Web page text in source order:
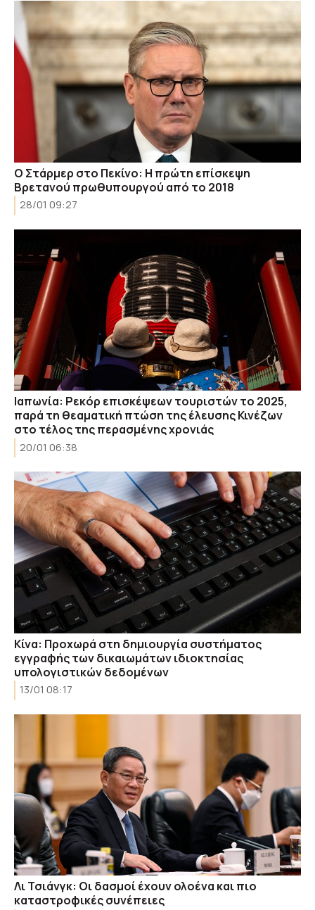
Ο Στάρμερ στο Πεκίνο: H πρώτη επίσκεψη
Βρετανού πρωθυπουργού από το 2018
28/01 09:27
Ιαπωνία: Ρεκόρ επισκέψεων τουριστών το 2025,
παρά τη θεαματική πτώση της έλευσης Κινέζων
στο τέλος της περασμένης χρονιάς
20/01 06:38
Kίνα: Προχωρά στη δημιουργία συστήματος
εγγραφής των δικαιωμάτων ιδιοκτησίας
υπολογιστικών δεδομένων
13/01 08:17
Λι Τσιάνγκ: Οι δασμοί έχουν ολοένα και πιο
καταστροφικές συνέπειες